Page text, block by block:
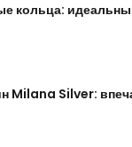
кольца:
Milana Silver: